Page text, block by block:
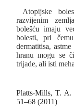
Atopijske
razvijenim
bolešću imaju
bolesti, pri
dermatitisa,
hranu mogu se
trijade, ali isti
Platts-Mills, T.
51–68 (2011)